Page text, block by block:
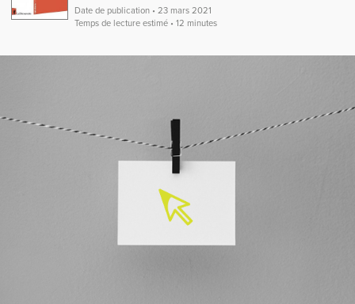
Date de publication • 23 mars 2021
Temps de lecture estimé • 12 minutes